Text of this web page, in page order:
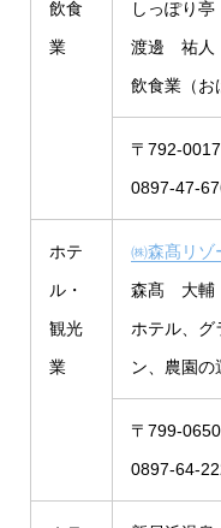
飲食
業
しっぽり亭
渡邊 祐人
飲食業（お
〒792-
0897-47-
ホテ
ル・
観光
業
㈱森髙リゾ
森髙 大輔
ホテル、グ
ン、農園の
〒799-
0897-64-